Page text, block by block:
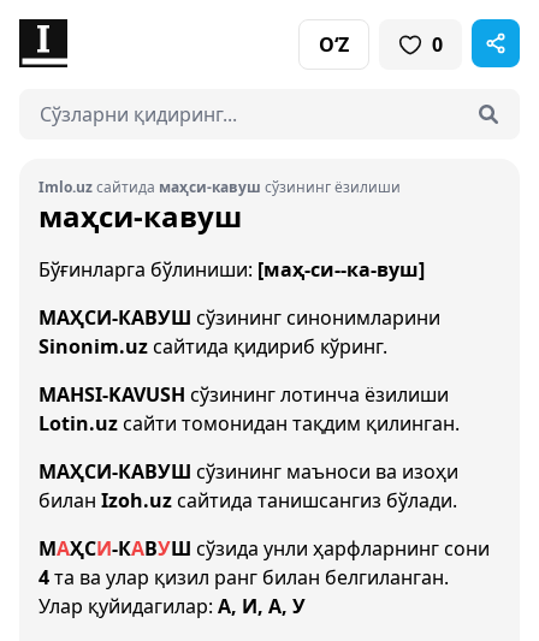
O‘Z 0
Imlo.uzсайтида маҳси-кавуш сўзининг ёзилиши
маҳси-кавуш
Бўғинларга бўлиниши: [маҳ-си--ка-вуш]
МАҲСИ-КАВУШ сўзининг синонимларини
Sinonim.uzсайтида қидириб кўринг.
MAHSI-KAVUSH сўзининг лотинча ёзилиши
Lotin.uzсайти томонидан тақдим қилинган.
МАҲСИ-КАВУШ сўзининг маъноси ва изоҳи
билан Izoh.uzсайтида танишсангиз бўлади.
МАҲСИ-КАВУШ сўзида унли ҳарфларнинг сони
4та ва улар қизил ранг билан белгиланган.
Улар қуйидагилар: А, И, А, У